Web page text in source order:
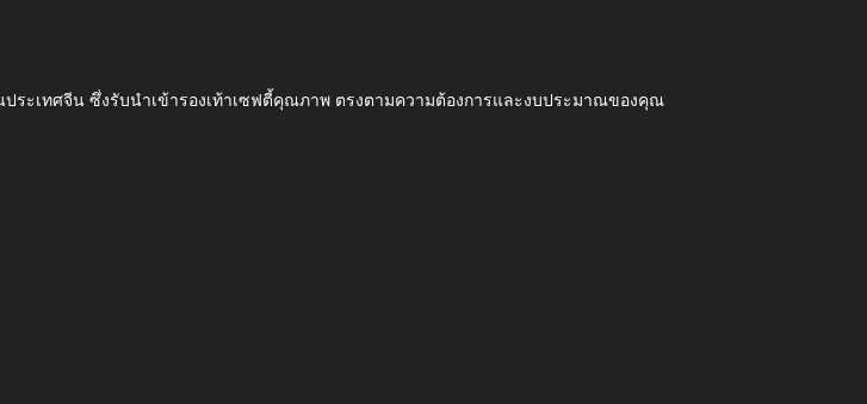
ประเทศจีน ซึ่งรับนำเข้ารองเท้าเซฟตี้คุณภาพ ตรงตามความต้องการและงบประมาณของคุณ